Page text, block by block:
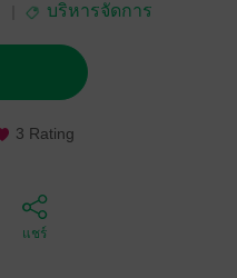
บริหารจัดการ
3 Rating
แชร์